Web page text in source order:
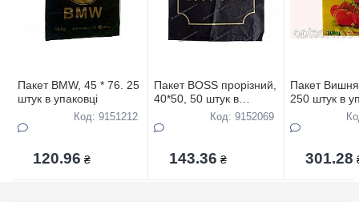
Пакет BMW, 45 * 76. 25
штук в упаковці
Код: 9151212
120.96 ₴
Пакет BOSS прорізний,
40*50, 50 штук в
Код: 9152069
143.36 ₴
Пакет
250 штук в
301.28